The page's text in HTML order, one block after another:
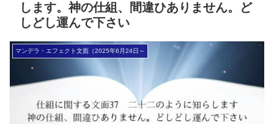
します。神の仕組、間違ひありません。ど
しどし運んで下さい
マンデラ・エフェクト文面（2025年6月24日～